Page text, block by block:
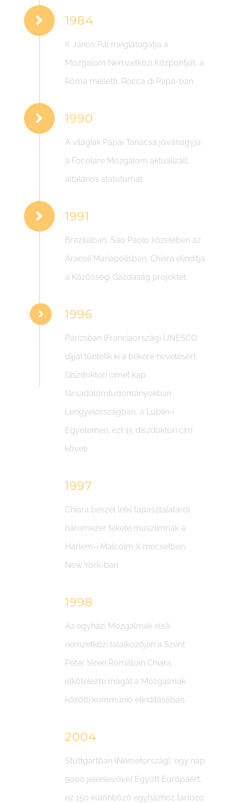
1984
II. János Pál meglátogatja a
Mozgalom Nemzetközi Központját, a
Róma melletti, Rocca di Papa-ban.
1990
A világiak Pápai Tanácsa jóváhagyja
a Focolare Mozgalom aktualizált,
általános statutumát.
1991
Brazilíában, Sao Paolo közelében az
Araceli Mariapolisban, Chiara elindítja
a Közösségi Gazdaság projektet.
1996
Párizsban (Franciaország) UNESCO
díjjal tüntetik ki a békére nevelésért.
Díszdoktori címet kap
társadalomtudományokban
Lengyelországban, a Lublin-i
Egyetemen. ezt 15 díszdoktori cím
követi
1997
Chiara beszél lelki tapasztalatáról
háromezer fekete muszlimnak a
Harlem-i Malcolm X mecsetben,
New York-ban.
1998
Az egyházi Mozgalmak első
nemzetközi találkozóján a Szent
Péter téren Rómában Chiara
elkötelezte magát a Mozgalmak
közötti kommúnió elindításában.
2004
Stuttgartban (Németország), egy nap
9000 jelenlevővel Együtt Európáért,
ez 150 különböző egyházhoz tartozó